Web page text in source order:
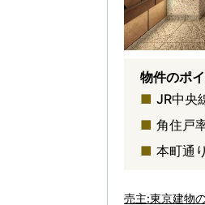
物件のポ
JR中央
角住戸
本町通
売主:東京建物